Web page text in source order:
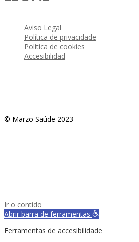
Aviso Legal
Política de privacidade
Política de cookies
Accesibilidad
© Marzo Saúde 2023
Ir o contido
Abrir barra de ferramentas
Ferramentas de accesibilidade